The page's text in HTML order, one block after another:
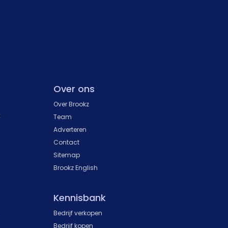
Over ons
Over Brookz
Team
Adverteren
Contact
Sitemap
Brookz English
Kennisbank
Bedrijf verkopen
Bedrijf kopen